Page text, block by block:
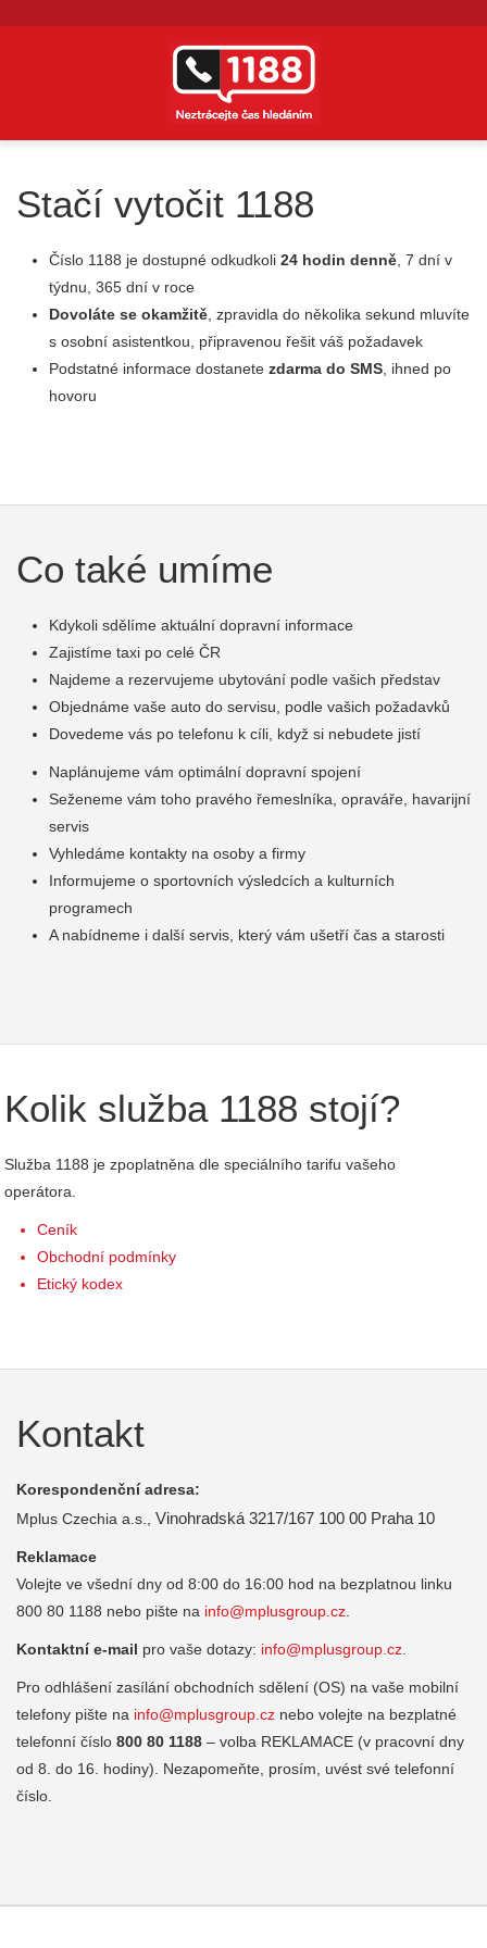
Stačí vytočit 1188
Číslo 1188 je dostupné odkudkoli 24 hodin denně , 7 dní v
týdnu, 365 dní v roce
Dovoláte se okamžitě , zpravidla do několika sekund mluvíte
s osobní asistentkou, připravenou řešit váš požadavek
Podstatné informace dostanete zdarma do SMS , ihned po
hovoru
Co také umíme
Kdykoli sdělíme aktuální dopravní informace
Zajistíme taxi po celé ČR
Najdeme a rezervujeme ubytování podle vašich představ
Objednáme vaše auto do servisu, podle vašich požadavků
Dovedeme vás po telefonu k cíli, když si nebudete jistí
Naplánujeme vám optimální dopravní spojení
Seženeme vám toho pravého řemeslníka, opraváře, havarijní
servis
Vyhledáme kontakty na osoby a firmy
Informujeme o sportovních výsledcích a kulturních
programech
A nabídneme i další servis, který vám ušetří čas a starosti
Kolik služba 1188 stojí?
Služba 1188 je zpoplatněna dle speciálního tarifu vašeho
operátora.
Ceník
Obchodní podmínky
Etický kodex
Kontakt
Korespondenční adresa:
Mplus Czechia a.s., Vinohradská 3217/167 100 00 Praha 10
Reklamace
Volejte ve všední dny od 8:00 do 16:00 hod na bezplatnou linku
800 80 1188 nebo pište na info@mplusgroup.cz
Kontaktní e-mail pro vaše dotazy: info@mplusgroup .cz
Pro odhlášení zasílání obchodních sdělení (OS) na vaše mobilní
telefony pište na info@mplusgroup .cz nebo volejte na bezplatné
telefonní číslo 800 80 1188 – volba REKLAMACE (v pracovní dny
od 8. do 16. hodiny). Nezapomeňte, prosím, uvést své telefonní
číslo.